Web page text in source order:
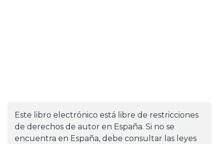
Este libro electrónico está libre de restricciones
de derechos de autor en España. Si no se
encuentra en España, debe consultar las leyes